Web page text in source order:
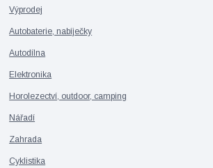
Výprodej
Autobaterie, nabíječky
Autodílna
Elektronika
Horolezectví, outdoor, camping
Nářadí
Zahrada
Cyklistika